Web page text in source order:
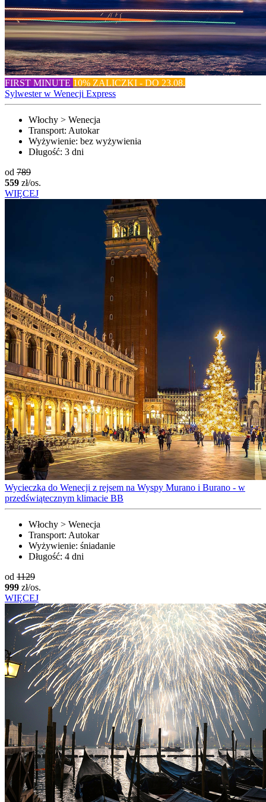
FIRST MINUTE 10% ZALICZKI - DO 23.08.
Sylwester w Wenecji Express
Włochy > Wenecja
Transport: Autokar
Wyżywienie: bez wyżywienia
Długość: 3 dni
od 789
559 zł/os.
WIĘCEJ
Wycieczka do Wenecji z rejsem na Wyspy Murano i Burano - w
przedświątecznym klimacie BB
Włochy > Wenecja
Transport: Autokar
Wyżywienie: śniadanie
Długość: 4 dni
od 1129
999 zł/os.
WIĘCEJ